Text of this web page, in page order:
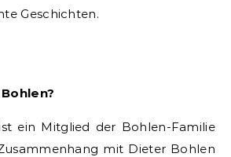
Geschichten.
ein Mitglied der Bohlen-Familie
mit Dieter Bohlen